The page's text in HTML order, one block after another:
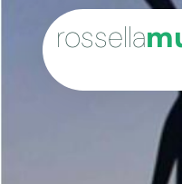
rossella